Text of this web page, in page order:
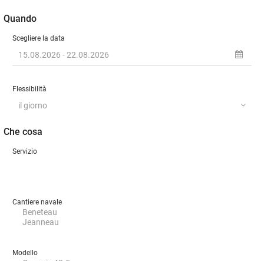
Quando
Scegliere la data
Flessibilità
Che cosa
Servizio
Cantiere navale
Modello